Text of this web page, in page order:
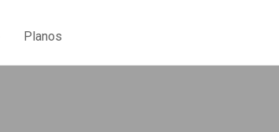
Planos